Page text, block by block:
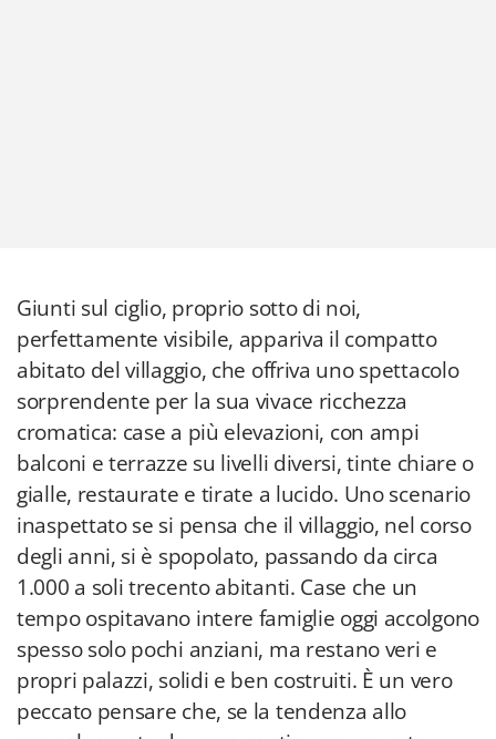
Giunti sul ciglio, proprio sotto di noi,
perfettamente visibile, appariva il compatto
abitato del villaggio, che offriva uno spettacolo
sorprendente per la sua vivace ricchezza
cromatica: case a più elevazioni, con ampi
balconi e terrazze su livelli diversi, tinte chiare o
gialle, restaurate e tirate a lucido. Uno scenario
inaspettato se si pensa che il villaggio, nel corso
degli anni, si è spopolato, passando da circa
1.000 a soli trecento abitanti. Case che un
tempo ospitavano intere famiglie oggi accolgono
spesso solo pochi anziani, ma restano veri e
propri palazzi, solidi e ben costruiti. È un vero
peccato pensare che, se la tendenza allo